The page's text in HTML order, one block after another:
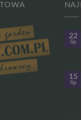
22
lip
15
lip